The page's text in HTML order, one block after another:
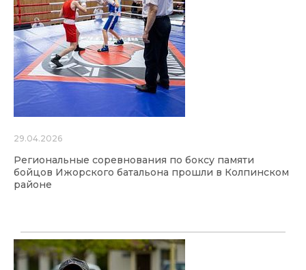
29.04.2026
Региональные соревнования по боксу памяти
бойцов Ижорского батальона прошли в Колпинском
районе